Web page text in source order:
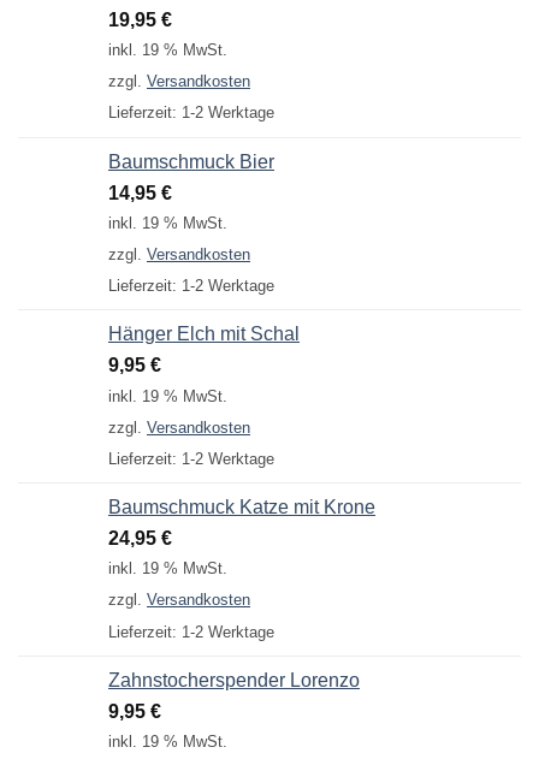
19,95 €
inkl. 19 % MwSt.
zzgl. Versandkosten
Lieferzeit: 1-2 Werktage
Baumschmuck Bier
14,95 €
inkl. 19 % MwSt.
zzgl. Versandkosten
Lieferzeit: 1-2 Werktage
Hänger Elch mit Schal
9,95 €
inkl. 19 % MwSt.
zzgl. Versandkosten
Lieferzeit: 1-2 Werktage
Baumschmuck Katze mit Krone
24,95 €
inkl. 19 % MwSt.
zzgl. Versandkosten
Lieferzeit: 1-2 Werktage
Zahnstocherspender Lorenzo
9,95 €
inkl. 19 % MwSt.